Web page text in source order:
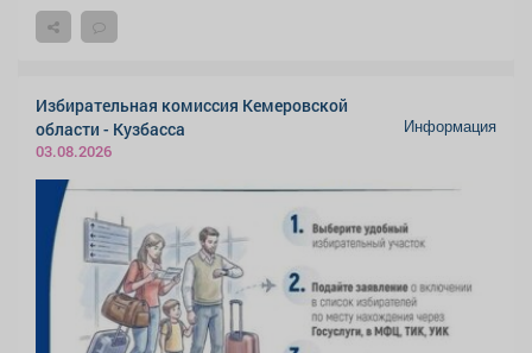
Избирательная комиссия Кемеровской
области - Кузбасса
03.08.2026
Информация